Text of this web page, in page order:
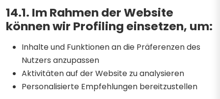
14.1. Im Rahmen der Website
können wir Profiling einsetzen, um:
Inhalte und Funktionen an die Präferenzen des
Nutzers anzupassen
Aktivitäten auf der Website zu analysieren
Personalisierte Empfehlungen bereitzustellen